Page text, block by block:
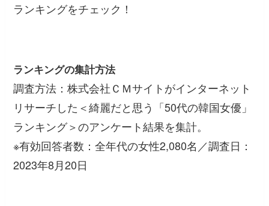
ランキングをチェック！
ランキングの集計方法
調査方法：株式会社ＣＭサイトがインターネット
リサーチした＜綺麗だと思う「50代の韓国女優」
ランキング＞のアンケート結果を集計。
※有効回答者数：全年代の女性2,080名／調査日：
2023年8月20日